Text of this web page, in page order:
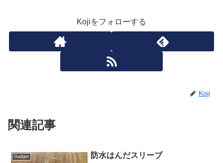
Kojiをフォローする
Koji
関連記事
Gadget 防水はんだスリーブ